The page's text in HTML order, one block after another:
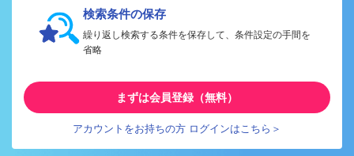
検索条件の保存
繰り返し検索する条件を保存して、条件設定の手間を
省略
まずは会員登録（無料）
アカウントをお持ちの方 ログインはこちら＞